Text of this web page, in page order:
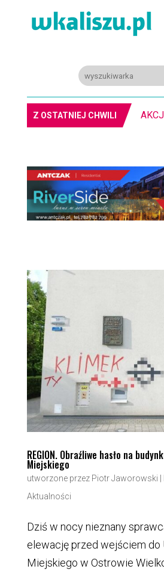
Z OSTATNIEJ CHWILI AKCJA. ,,Nie bądź obojętny” na kaliskim rynku
REGION. Obraźliwe hasło na
Miejskiego
utworzone przez Piotr Jaworowski
Aktualności
Dziś w nocy nieznany
elewację przed wejściem do
Miejskiego w Ostrowie